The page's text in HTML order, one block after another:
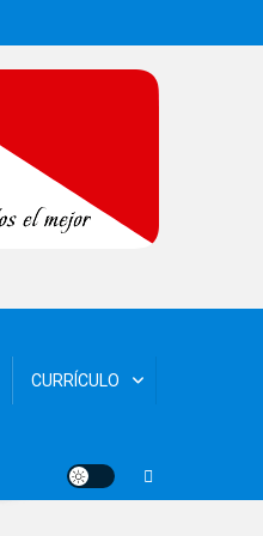
CURRÍCULO